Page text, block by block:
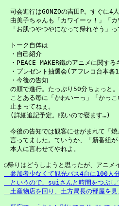
司会進行はGONZOの吉田P。すぐに4
由美子ちゃんも「カワイーッ！」「
「お肌つやつやになって帰れそう」っ
トーク自体は
・自己紹介
・PEACE MAKER鐵のアニメに関する
・プレゼント抽選会(アフレコ台本各
・今後の告知
の順で進行。たっぷり50分ちょっと
ことある毎に「かわいーっ」「かっ
止まってねぇ。
(詳細追記予定。眠いので寝ます…)
今後の告知では観客にせがまれて「
言ってました。ていうか、「新番組
本人に言わせてやれよ。
○帰りはどうしようと思ったが、アニメ
参加者少なくて観光バス4台に100人
というので、suiさんと時間をつぶし
土産物店を回り、土方局長の部屋を